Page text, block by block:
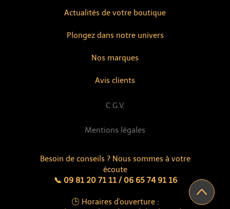
Actualités de votre boutique
Avis clients
Nos marques
Besoin de conseils ? Nous sommes à votre
écoute
📞 09 81 20 71 11 / 06 65 74 91 16
🕒 Horaires d'ouverture :
Plongez dans notre univers
Mentions légales
C.G.V.